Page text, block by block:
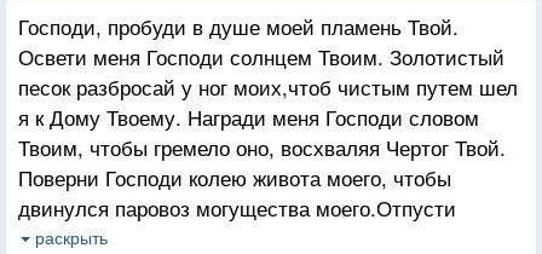
Господи, пробуди в душе моей пламень Твой.
Освети меня Господи солнцем Твоим. Золотистый
песок разбросай у ног моих,чтоб чистым путем шел
я к Дому Твоему. Награди меня Господи словом
Твоим, чтобы гремело оно, восхваляя Чертог Твой.
Поверни Господи колею живота моего, чтобы
двинулся паровоз могущества моего.Отпусти
Господи тормоза вдохновения моего. Успокой меня
раскрыть